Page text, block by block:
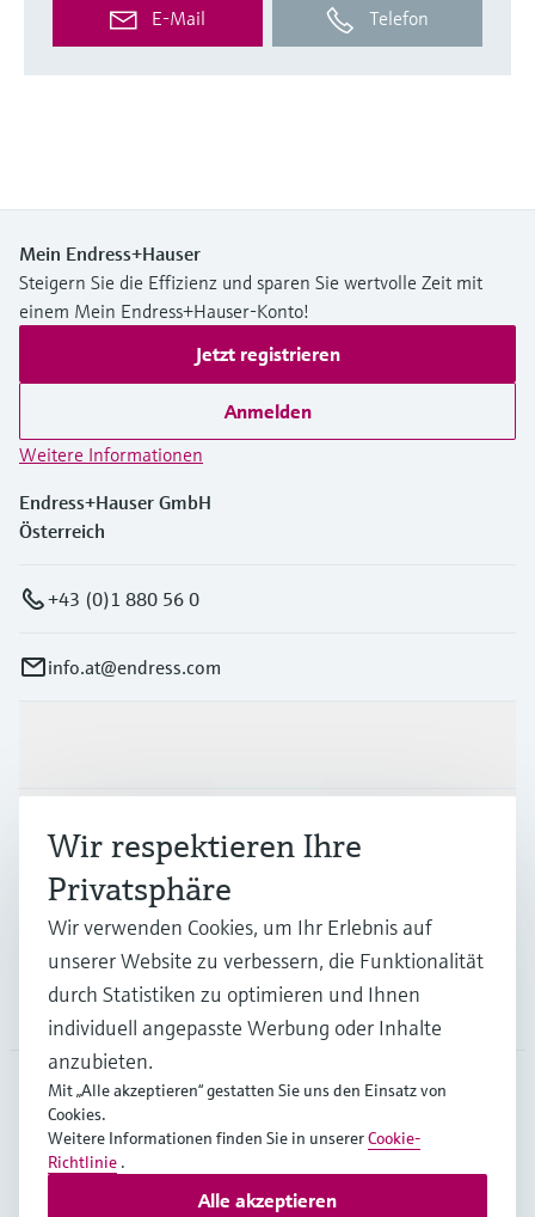
E-Mail Telefon
Mein Endress+Hauser
Steigern Sie die Effizienz und sparen Sie wertvolle Zeit mit
einem Mein Endress+Hauser-Konto!
Jetzt registrieren
Anmelden
Weitere Informationen
Endress+Hauser GmbH
Österreich
+43 (0)1 880 56 0
info.at@endress.com
Branchen
Support
Unternehmen
AUT
Copyright © Endress+Hauser Group Services AG
Wir respektieren Ihre
Privatsphäre
Wir verwenden Cookies, um Ihr Erlebnis auf
unserer Website zu verbessern, die Funktionalität
durch Statistiken zu optimieren und Ihnen
individuell angepasste Werbung oder Inhalte
anzubieten.
Mit „Alle akzeptieren“ gestatten Sie uns den Einsatz von
Cookies.
Weitere Informationen finden Sie in unsererCookie-
Richtlinie .
Alle akzeptieren